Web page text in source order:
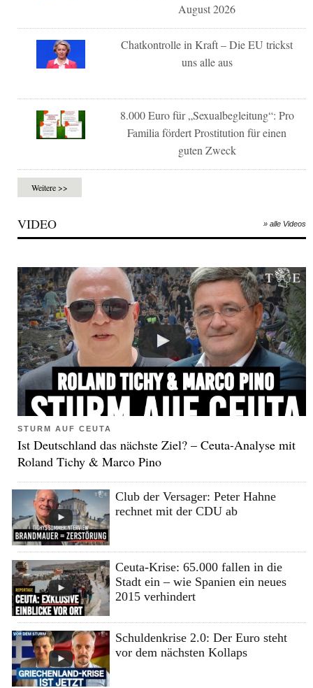
August 2026
Chatkontrolle in Kraft – Die EU trickst
uns alle aus
8.000 Euro für „Sexualbegleitung“: Pro
Familia fördert Prostitution für einen
guten Zweck
Weitere >>
VIDEO » alle Videos
STURM AUF CEUTA
Ist Deutschland das nächste Ziel? – Ceuta-Analyse mit
Roland Tichy & Marco Pino
Club der Versager: Peter Hahne
rechnet mit der CDU ab
Ceuta-Krise: 65.000 fallen in die
Stadt ein – wie Spanien ein neues
2015 verhindert
Schuldenkrise 2.0: Der Euro steht
vor dem nächsten Kollaps